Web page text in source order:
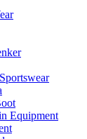
Equipment